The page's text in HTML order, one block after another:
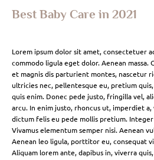
Best Baby Care in 2021
Lorem ipsum dolor sit amet, consectetuer
commodo ligula eget dolor. Aenean massa.
et magnis dis parturient montes, nascetur
ultricies nec, pellentesque eu, pretium quis,
quis enim. Donec pede justo, fringilla vel,
arcu. In enim justo, rhoncus ut, imperdiet
dictum felis eu pede mollis pretium.
Vivamus elementum semper nisi. Aenean
Aenean leo ligula, porttitor eu, consequat
Aliquam lorem ante, dapibus in, viverra